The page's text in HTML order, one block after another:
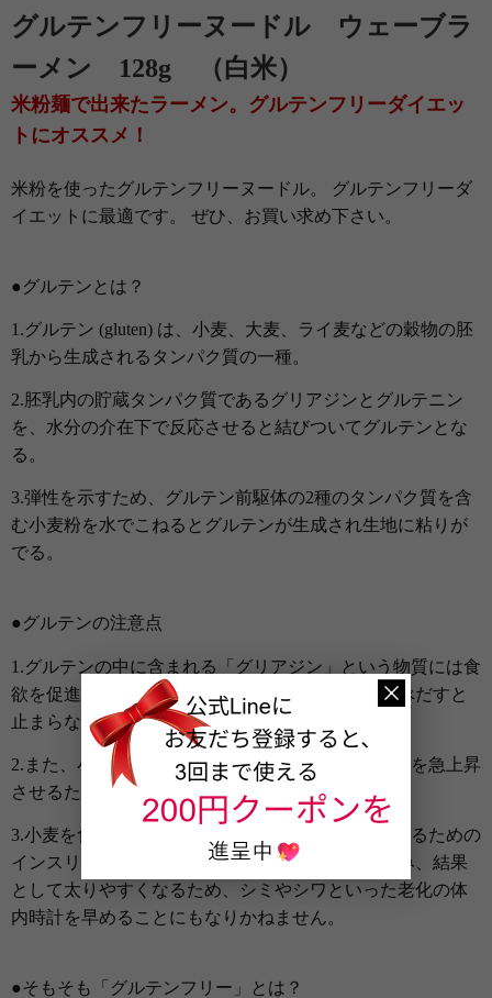
グルテンフリーヌードル ウェーブラ
ーメン 128g （白米）
米粉麺で出来たラーメン。グルテンフリーダイエッ
トにオススメ！
米粉を使ったグルテンフリーヌードル。 グルテンフリーダ
イエットに最適です。 ぜひ、お買い求め下さい。
●グルテンとは？
1.グルテン (gluten) は、小麦、大麦、ライ麦などの穀物の胚
乳から生成されるタンパク質の一種。
2.胚乳内の貯蔵タンパク質であるグリアジンとグルテニン
を、水分の介在下で反応させると結びついてグルテンとな
る。
3.弾性を示すため、グルテン前駆体の2種のタンパク質を含
む小麦粉を水でこねるとグルテンが生成され生地に粘りが
でる。
●グルテンの注意点
1.グルテンの中に含まれる「グリアジン」という物質には食
欲を促進させる働きがあり、パンやスイーツを食べだすと
止まらないという現象を起こします。
2.また、小麦に入っているアミロペクチンは血糖値を急上昇
させるため、「糖化」を促進させます。
3.小麦を食べると 血糖値が急上昇し、それを下げるための
インスリンが過剰に分泌されると、脂肪を溜め込み、結果
として太りやすくなるため、シミやシワといった老化の体
内時計を早めることにもなりかねません。
●そもそも「グルテンフリー」とは？